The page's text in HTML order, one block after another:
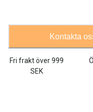
Kontakta
Fri frakt över999
SEK